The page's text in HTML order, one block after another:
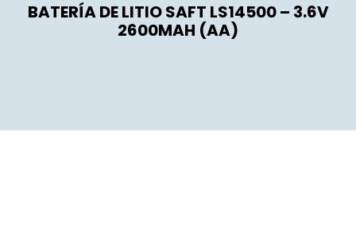
BATERÍA DE LITIO SAFT LS14500 – 3.6V
2600MAH (AA)